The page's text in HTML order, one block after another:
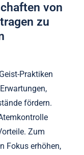
von
zu
Praktiken
fördern.
Zum
Fokus erhöhen,